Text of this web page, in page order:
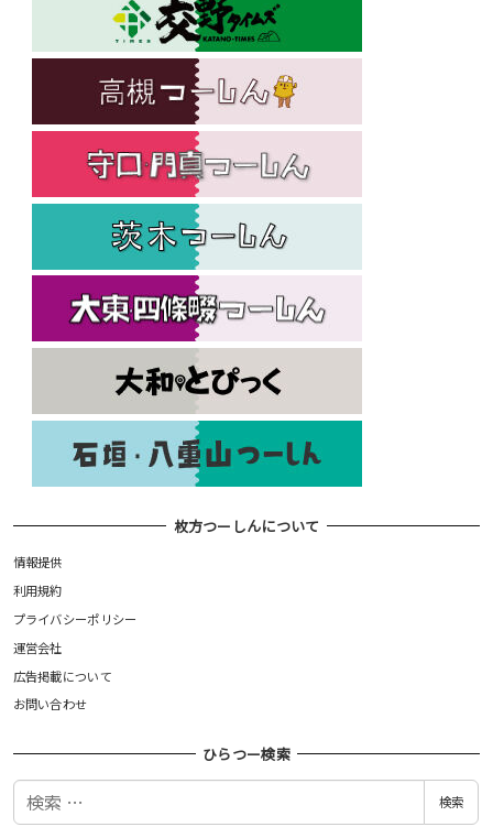
枚方つーしんについて
情報提供
利用規約
プライバシーポリシー
運営会社
広告掲載について
お問い合わせ
ひらつー検索
検
検索